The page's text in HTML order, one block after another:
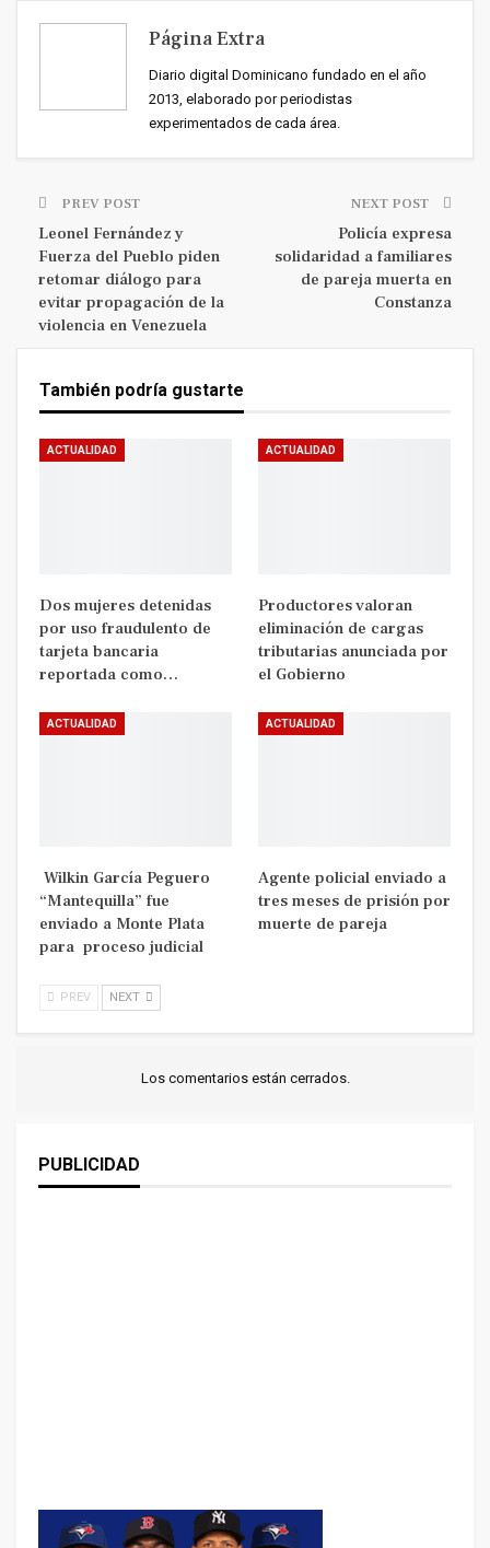
Página Extra
Diario digital Dominicano fundado en el año
2013, elaborado por periodistas
experimentados de cada área.
PREV POST
Leonel Fernández y
Fuerza del Pueblo piden
retomar diálogo para
evitar propagación de la
violencia en Venezuela
NEXT POST
Policía expresa
solidaridad a familiares
de pareja muerta en
Constanza
También podría gustarte
ACTUALIDAD
Dos mujeres detenidas
por uso fraudulento de
tarjeta bancaria
reportada como…
ACTUALIDAD
Productores valoran
eliminación de cargas
tributarias anunciada por
el Gobierno
ACTUALIDAD
Wilkin García Peguero
“Mantequilla” fue
enviado a Monte Plata
para proceso judicial
ACTUALIDAD
Agente policial enviado a
tres meses de prisión por
muerte de pareja
PREV NEXT
Los comentarios están cerrados.
PUBLICIDAD